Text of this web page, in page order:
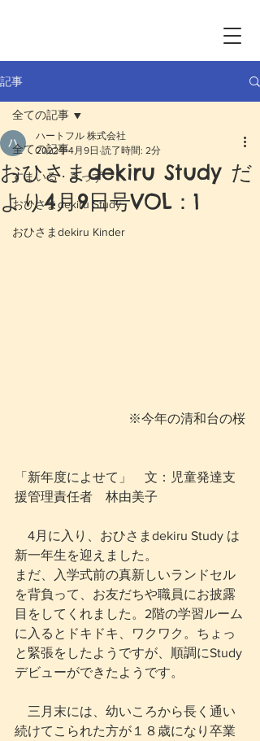
記事
全ての記事
すまいる・きっず
おひさまdekiru Study
おひさまdekiru Kinder
全ての記事
おひさまdekiru Study だ
より4月9日号VOL：1
ハートフル 株式会社
2022年4月9日 読了時間: 2分
※今年の清和台の桜
「新年度によせて」　文：児童発達支
援管理責任者　林由美子
4月に入り、おひさまdekiru Study は
新一年生を迎えました。
まだ、入学式前の真新しいランドセル
を背負って、お友だちや職員にお披露
目をしてくれました。2階の学習ルーム
に入るとドキドキ、ワクワク。ちょっ
と緊張をしたようですが、順調にStudy
デビューができたようです。
三月末には、幼いころから長く通い
続けてこられた方が１８歳になり卒業